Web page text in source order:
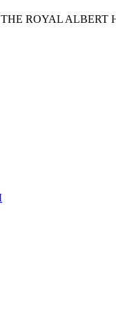
ROYAL ALBERT